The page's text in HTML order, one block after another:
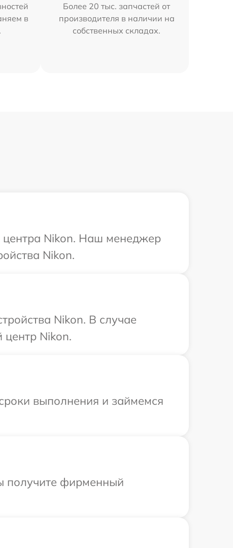
в
Более 20 тыс. запчастей от
производителя в наличии на
собственных складах.
центра Nikon. Наш менеджер
Nikon.
Nikon. В случае
центр Nikon.
выполнения и займемся
получите фирменный